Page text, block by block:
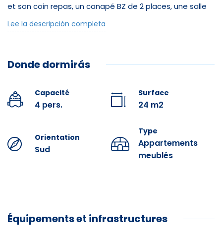
et son coin repas, un canapé BZ de 2 places, une salle
À votre disposition: casier à skis au RDC, Micro-Ondes.
Le logement est loué sans le linge de lit et les
le louer.
Prestations optionnelles à réserver avant votre arrivée :
Kit Accueil (éponge, papier toilette, nettoyant
ménager, sac poubelle) : 3 €.
Lee la descripción completa
Donde dormirás
Capacité
4 pers.
Surface
24 m2
Orientation
Sud
Type
Appartements
meublés
Équipements et infrastructures